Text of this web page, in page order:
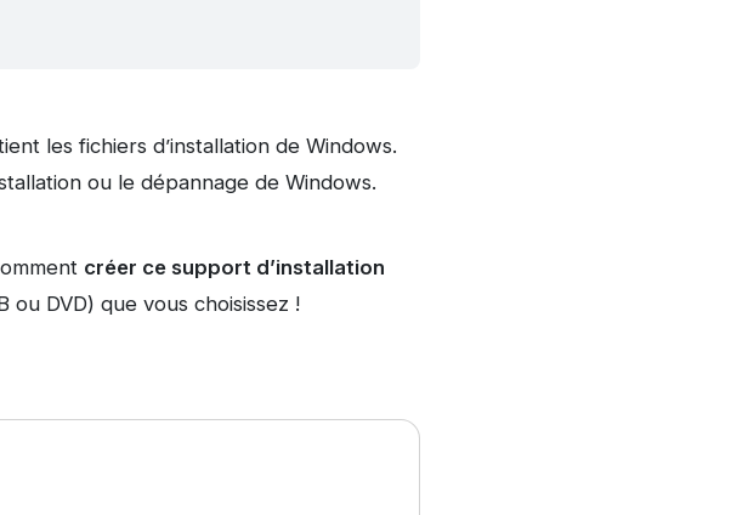
les fichiers d’installation de Windows.
ou le dépannage de Windows.
créer ce support d’installation
ou DVD) que vous choisissez !